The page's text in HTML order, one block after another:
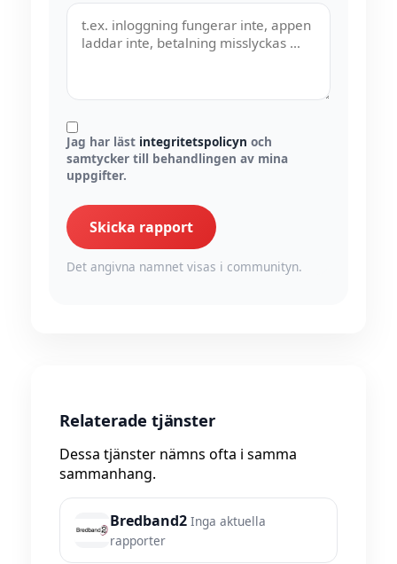
Jag har läst integritetspolicyn och
samtycker till behandlingen av mina
uppgifter.
Skicka rapport
Det angivna namnet visas i communityn.
Relaterade tjänster
Dessa tjänster nämns ofta i samma
sammanhang.
Bredband2 Inga aktuella
rapporter